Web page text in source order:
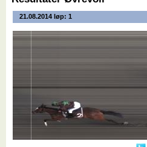
21.08.2014 løp: 1